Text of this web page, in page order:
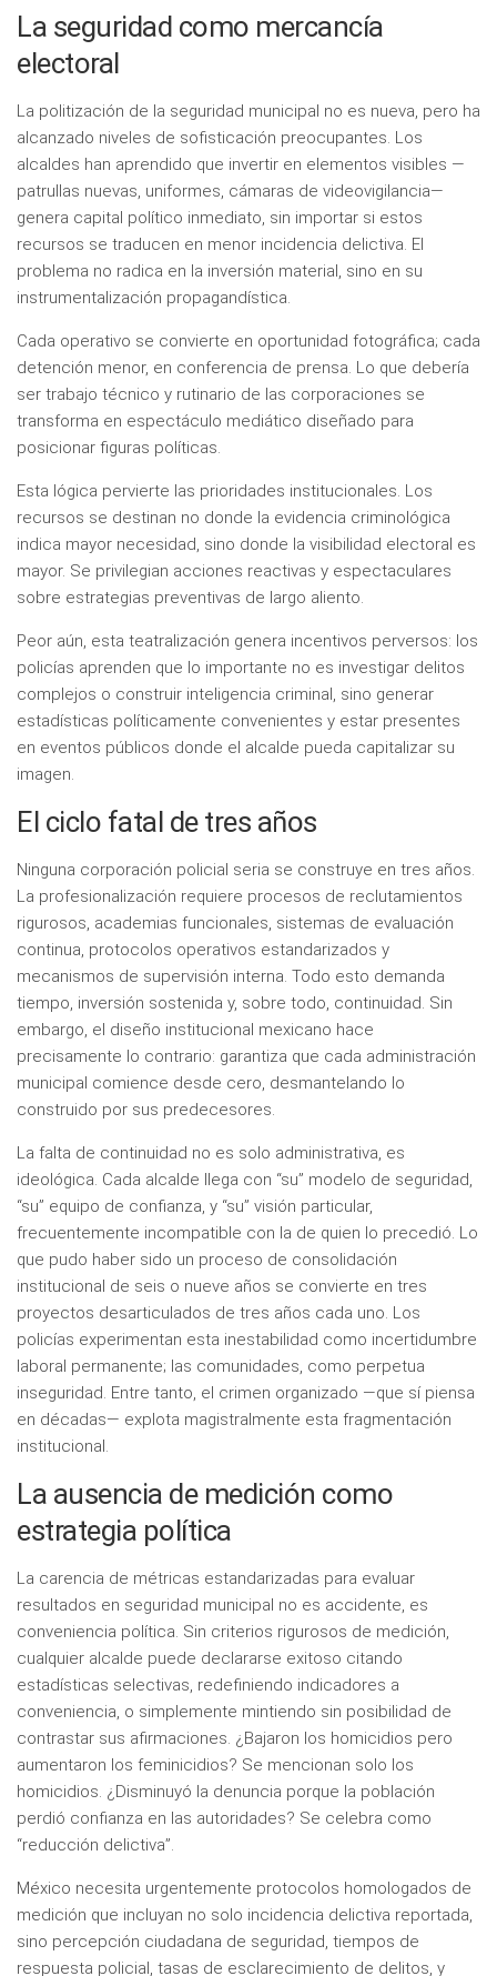
La seguridad como mercancía
electoral
La politización de la seguridad municipal no es nueva, pero ha
alcanzado niveles de sofisticación preocupantes. Los
alcaldes han aprendido que invertir en elementos visibles —
patrullas nuevas, uniformes, cámaras de videovigilancia—
genera capital político inmediato, sin importar si estos
recursos se traducen en menor incidencia delictiva. El
problema no radica en la inversión material, sino en su
instrumentalización propagandística.
Cada operativo se convierte en oportunidad fotográfica; cada
detención menor, en conferencia de prensa. Lo que debería
ser trabajo técnico y rutinario de las corporaciones se
transforma en espectáculo mediático diseñado para
posicionar figuras políticas.
Esta lógica pervierte las prioridades institucionales. Los
recursos se destinan no donde la evidencia criminológica
indica mayor necesidad, sino donde la visibilidad electoral es
mayor. Se privilegian acciones reactivas y espectaculares
sobre estrategias preventivas de largo aliento.
Peor aún, esta teatralización genera incentivos perversos: los
policías aprenden que lo importante no es investigar delitos
complejos o construir inteligencia criminal, sino generar
estadísticas políticamente convenientes y estar presentes
en eventos públicos donde el alcalde pueda capitalizar su
imagen.
El ciclo fatal de tres años
Ninguna corporación policial seria se construye en tres años.
La profesionalización requiere procesos de reclutamientos
rigurosos, academias funcionales, sistemas de evaluación
continua, protocolos operativos estandarizados y
mecanismos de supervisión interna. Todo esto demanda
tiempo, inversión sostenida y, sobre todo, continuidad. Sin
embargo, el diseño institucional mexicano hace
precisamente lo contrario: garantiza que cada administración
municipal comience desde cero, desmantelando lo
construido por sus predecesores.
La falta de continuidad no es solo administrativa, es
ideológica. Cada alcalde llega con “su” modelo de seguridad,
“su” equipo de confianza, y “su” visión particular,
frecuentemente incompatible con la de quien lo precedió. Lo
que pudo haber sido un proceso de consolidación
institucional de seis o nueve años se convierte en tres
proyectos desarticulados de tres años cada uno. Los
policías experimentan esta inestabilidad como incertidumbre
laboral permanente; las comunidades, como perpetua
inseguridad. Entre tanto, el crimen organizado —que sí piensa
en décadas— explota magistralmente esta fragmentación
institucional.
La ausencia de medición como
estrategia política
La carencia de métricas estandarizadas para evaluar
resultados en seguridad municipal no es accidente, es
conveniencia política. Sin criterios rigurosos de medición,
cualquier alcalde puede declararse exitoso citando
estadísticas selectivas, redefiniendo indicadores a
conveniencia, o simplemente mintiendo sin posibilidad de
contrastar sus afirmaciones. ¿Bajaron los homicidios pero
aumentaron los feminicidios? Se mencionan solo los
homicidios. ¿Disminuyó la denuncia porque la población
perdió confianza en las autoridades? Se celebra como
“reducción delictiva”.
México necesita urgentemente protocolos homologados de
medición que incluyan no solo incidencia delictiva reportada,
sino percepción ciudadana de seguridad, tiempos de
respuesta policial, tasas de esclarecimiento de delitos, y